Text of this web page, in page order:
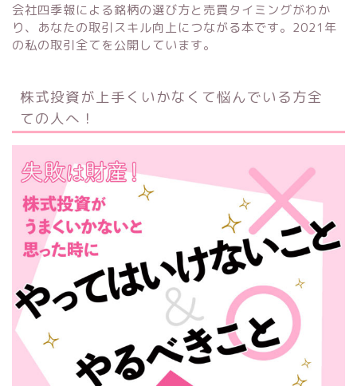
会社四季報による銘柄の選び方と売買タイミングがわか
り、あなたの取引スキル向上につながる本です。2021年
の私の取引全てを公開しています。
株式投資が上手くいかなくて悩んでいる方全
ての人へ！